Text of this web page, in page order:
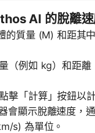
AI 的脫離速
的質量 (M) 和距其
（例如 kg）和距離
擊「計算」按鈕以
會顯示脫離速度，
s) 為單位。